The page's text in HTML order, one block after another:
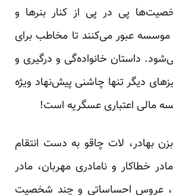
پی در پی از کنار بنرها و
موسسه عبور می‌کنند تا مخاطب برای
داستان خانواده‌گی و درگیری و
دیگر تنها چاشنی پیش‌نهاد ویژه
مالی اعتباری عسگریه است!
بزن بهادر، لات چاقو به دست انتقام
خطاکار و نامادری مهربان، مادر
عروس احساساتی و چند شخصیت